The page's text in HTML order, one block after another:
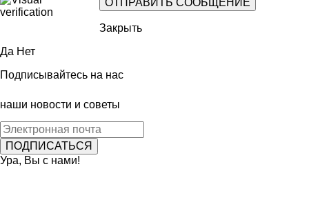
Закрыть
Да Нет
Подписывайтесь на нас
наши новости и советы
Ура, Вы с нами!